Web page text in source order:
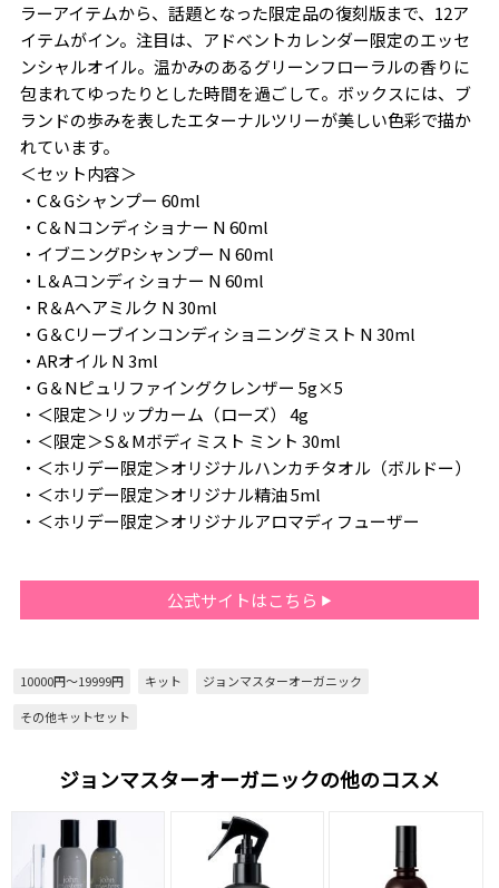
ラーアイテムから、話題となった限定品の復刻版まで、12ア
イテムがイン。注目は、アドベントカレンダー限定のエッセ
ンシャルオイル。温かみのあるグリーンフローラルの香りに
包まれてゆったりとした時間を過ごして。ボックスには、ブ
ランドの歩みを表したエターナルツリーが美しい色彩で描か
れています。
＜セット内容＞
・C＆Gシャンプー 60ml
・C＆Nコンディショナー N 60ml
・イブニングPシャンプー N 60ml
・L＆Aコンディショナー N 60ml
・R＆Aヘアミルク N 30ml
・G＆Cリーブインコンディショニングミスト N 30ml
・ARオイル N 3ml
・G＆Nピュリファイングクレンザー 5g×5
・＜限定＞リップカーム（ローズ） 4g
・＜限定＞S＆Mボディミスト ミント 30ml
・＜ホリデー限定＞オリジナルハンカチタオル（ボルドー）
・＜ホリデー限定＞オリジナル精油 5ml
・＜ホリデー限定＞オリジナルアロマディフューザー
公式サイトはこちら
10000円～19999円 キット
ジョンマスターオーガニック
その他キットセット
ジョンマスターオーガニックの他のコスメ